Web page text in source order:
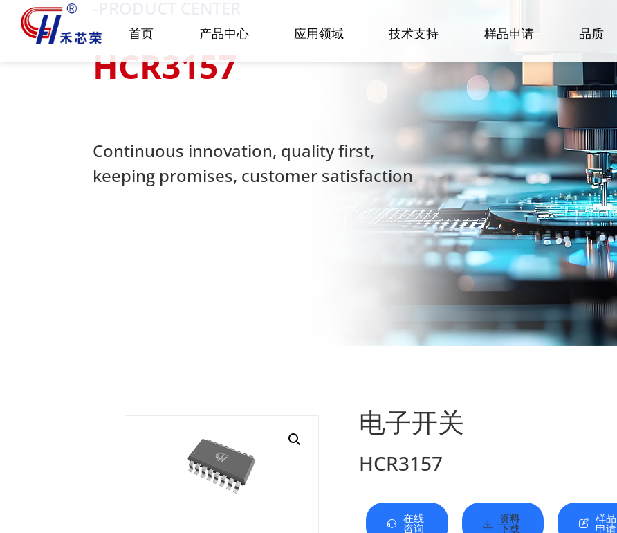
首页 产品中心 应用领域 技术支持 样品申请 品质
HCR3157
Continuous innovation, quality first,
keeping promises, customer satisfaction
电子开关
HCR3157
在线
咨询
资料
下载
样品
申请